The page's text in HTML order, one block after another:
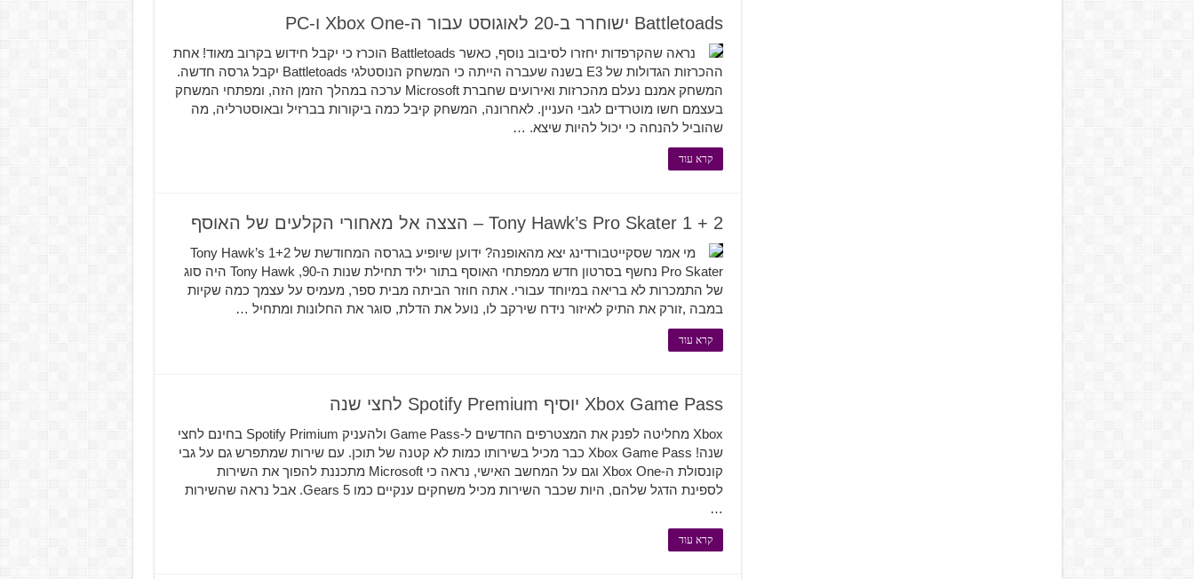
Battletoads ישוחרר ב-20 לאוגוסט עבור ה-Xbox One ו-PC
נראה שהקרפדות יחזרו לסיבוב נוסף, כאשר Battletoads הוכרז כי יקבל חידוש בקרוב מאוד! אחת
ההכרזות הגדולות של E3 בשנה שעברה הייתה כי המשחק הנוסטלגי Battletoads יקבל גרסה חדשה.
המשחק אמנם נעלם מהכרזות ואירועים שחברת Microsoft ערכה במהלך הזמן הזה, ומפתחי המשחק
בעצמם חשו מוטרדים לגבי העניין. לאחרונה, המשחק קיבל כמה ביקורות בברזיל ובאוסטרליה, מה
שהוביל להנחה כי יכול להיות שיצא. …
קרא עוד
Tony Hawk’s Pro Skater 1 + 2 – הצצה אל מאחורי הקלעים של האוסף
מי אמר שסקייטבורדינג יצא מהאופנה? ידוען שיופיע בגרסה המחודשת של 1+2 Tony Hawk’s
Pro Skater נחשף בסרטון חדש ממפתחי האוסף בתור יליד תחילת שנות ה-90, Tony Hawk היה סוג
של התמכרות לא בריאה במיוחד עבורי. אתה חוזר הביתה מבית ספר, מעמיס על עצמך כמה שקיות
במבה ,זורק את התיק לאיזור נידח שירקב לו, נועל את הדלת, סוגר את החלונות ומתחיל …
קרא עוד
Xbox Game Pass יוסיף Spotify Premium לחצי שנה
Xbox מחליטה לפנק את המצטרפים החדשים ל-Game Pass ולהעניק Spotify Primium בחינם לחצי
שנה! Xbox Game Pass כבר מכיל בשירותו כמות לא קטנה של תוכן. עם שירות שמתפרש גם על גבי
קונסולת ה-Xbox One וגם על המחשב האישי, נראה כי Microsoft מתכננת להפוך את השירות
לספינת הדגל שלהם, היות שכבר השירות מכיל משחקים ענקיים כמו Gears 5. אבל נראה שהשירות
…
קרא עוד